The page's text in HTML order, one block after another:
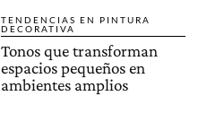
TENDENCIAS EN PINTURA
DECORATIVA
Tonos que transforman
espacios pequeños en
ambientes amplios